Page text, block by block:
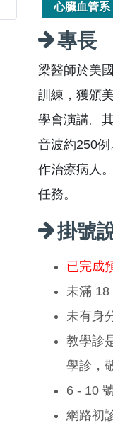
心臟血管系
專長
梁醫師於美
訓練，獲頒
學會演講。
音波約250
作治療病人
任務。
掛號
已完成
未滿 18
未有身
教學診
學診，
6 - 10
網路初